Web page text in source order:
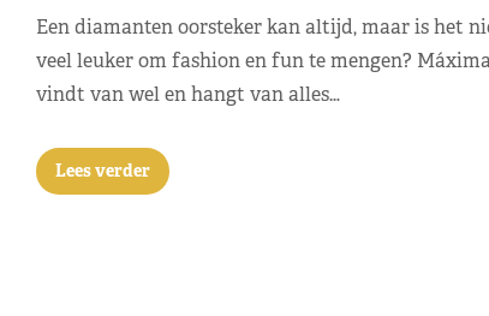
Een diamanten oorsteker kan altijd, maar is het
veel leuker om fashion en fun te mengen?
vindt van wel en hangt van alles…
Lees verder